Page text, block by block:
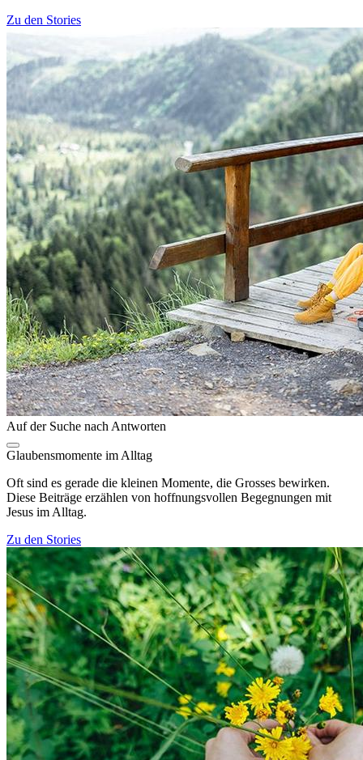
Zu den Stories
Auf der Suche nach Antworten
Glaubensmomente im Alltag
Oft sind es gerade die kleinen Momente, die Grosses bewirken.
Diese Beiträge erzählen von hoffnungsvollen Begegnungen mit
Jesus im Alltag.
Zu den Stories